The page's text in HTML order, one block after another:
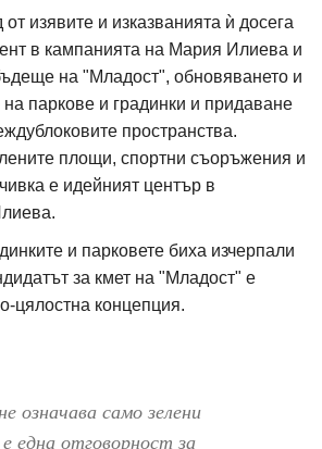
изявите и изказванията ѝ досега
в кампанията на Мария Илиева и
на "Младост", обновяването и
паркове и градинки и придаване
пространства.
площи, спортни съоръжения и
е идейният център в
и парковете биха изчерпали
за кмет на "Младост" е
цялостна концепция.
означава само зелени
една отговорност за